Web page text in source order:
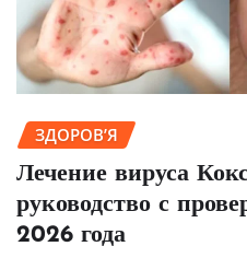
ЗДОРОВ’Я
Лечение вируса
руководство с
2026 года